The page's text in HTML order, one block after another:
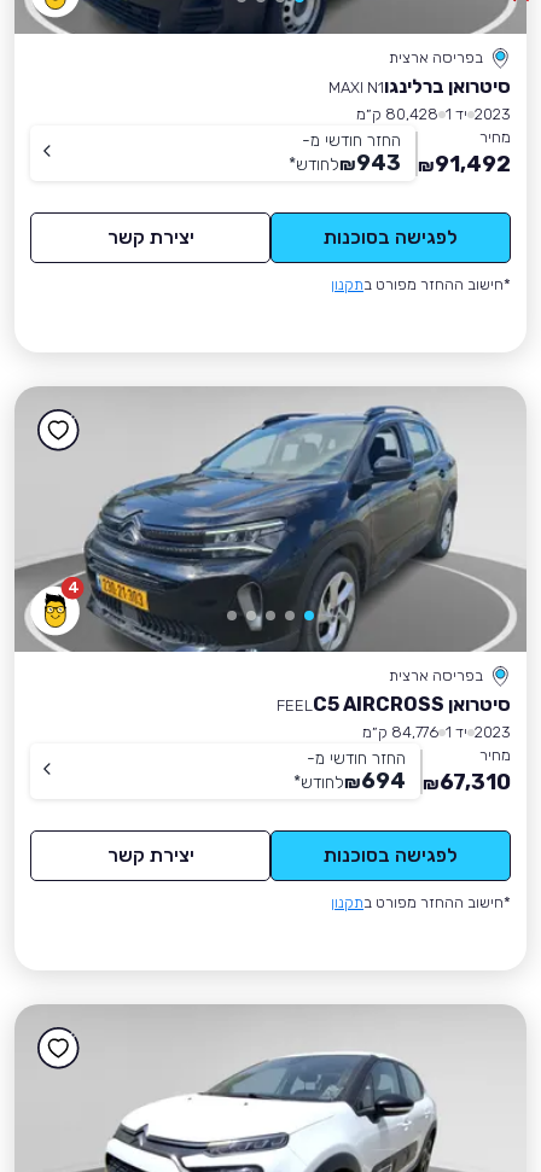
בפריסה ארצית
סיטרואן ברלינגוMAXI N1
2023 יד 1
80,428 ק״מ
מחיר
91,492
₪
החזר חודשי מ-
943
₪לחודש*
לפגישה בסוכנות יצירת קשר
*חישוב ההחזר מפורט בתקנון
4
בפריסה ארצית
סיטרואן C5 AIRCROSS
FEEL
2023 יד 1
84,776 ק״מ
מחיר
67,310
₪
החזר חודשי מ-
694
₪לחודש*
לפגישה בסוכנות יצירת קשר
*חישוב ההחזר מפורט בתקנון